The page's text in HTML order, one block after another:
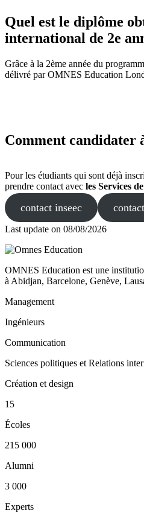
Quel est le diplôme
international de 2e
Grâce à la 2ème année du
délivré par OMNES Education
Comment candidater
Pour les étudiants qui sont déjà
prendre contact avec les Services
contact inseec
Last update on 08/08/2026
OMNES Education est une
à Abidjan, Barcelone, Genève,
Management
Ingénieurs
Communication
Sciences politiques et Relations
Création et design
15
Écoles
215 000
Alumni
3 000
Experts